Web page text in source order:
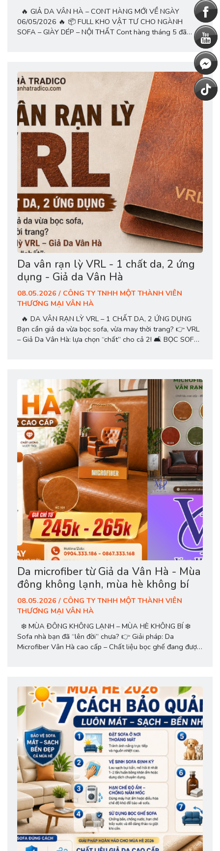
🔥 GIẢ DA VÂN HÀ – CONT HÀNG MỚI VỀ NGÀY
06/05/2026 🔥 📦 FULL KHO VẬT TƯ CHO NGÀNH
SOFA – GIÀY DÉP – NỘI THẤT Cont hàng tháng 5 đã
chính thức cập bến với hàng trăm mã da mới, màu sắc cực
đẹp, số lượng lớn, sẵn kho giao ngay toàn quốc 🚛 ✨ Tại...
Da vân rạn lỳ VRL - 1 chất da, 2 ứng
dụng - Giả da Vân Hà
08.05.2026 / CÔNG TY TNHH MỘT THÀNH VIÊN
THƯƠNG MẠI VÂN HÀ
🔥 DA VÂN RẠN LỲ VRL – 1 CHẤT DA, 2 ỨNG DỤNG
Bạn cần giả da vừa bọc sofa, vừa may thời trang? 👉 VRL
– Giả Da Vân Hà: lựa chọn “chất” cho cả 2! 🛋️ BỌC SOFA
Da microfiber từ Giả da Vân Hà - Mùa
đông không lạnh, mùa hè không bí
08.05.2026 / CÔNG TY TNHH MỘT THÀNH VIÊN
THƯƠNG MẠI VÂN HÀ
❄️ MÙA ĐÔNG KHÔNG LẠNH – MÙA HÈ KHÔNG BÍ ❄️
Sofa nhà bạn đã “lên đời” chưa? 👉 Giải pháp: Da
Microfiber Vân Hà cao cấp – Chất liệu bọc ghế đang được